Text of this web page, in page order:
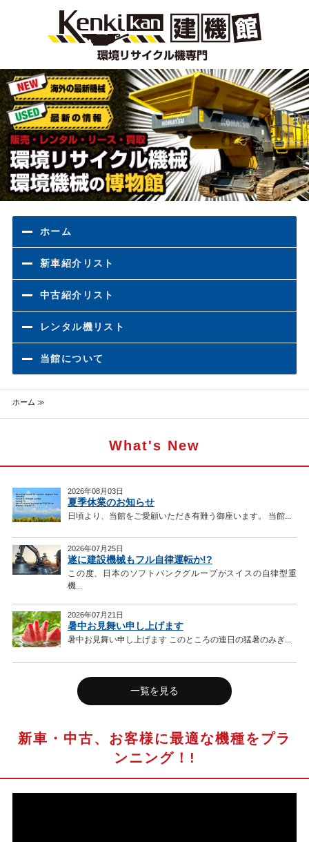
ホーム
新車紹介リスト
中古紹介リスト
レンタル機リスト
当館について
ホーム ≫
What's New
2026年08月03日
夏季休業のお知らせ
日頃より、当館をご愛顧いただき有難う御座います。 当館...
2026年07月25日
遂に建設機械もフル自律運転か!?
この度、日本のソフトバンクグループがスイスの自律型重
機...
2026年07月21日
暑中お見舞い申し上げます
暑中お見舞い申し上げます このところの連日の猛暑のみぎ...
一覧を見る
新車・中古、お客様に最適な機種をプラ
ンニング！!